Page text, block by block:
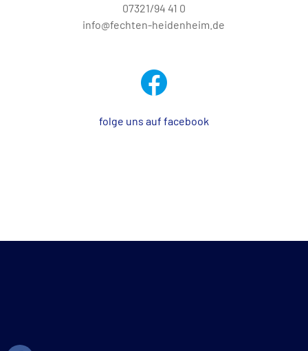
07321/94 41 0
info@fechten-heidenheim.de
folge uns auf facebook